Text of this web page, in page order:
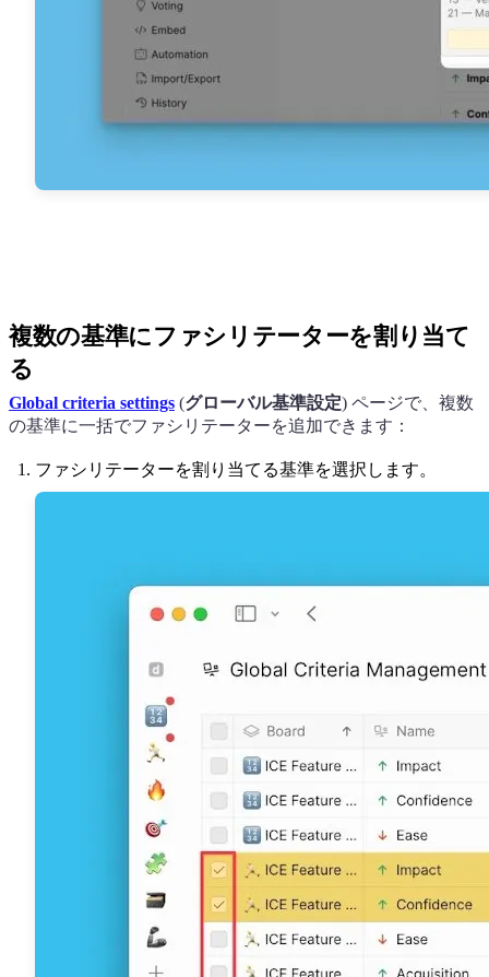
複数の基準にファシリテーターを割り当て
る
Global criteria settings (グローバル基準設定) ページで、複数
の基準に一括でファシリテーターを追加できます：
ファシリテーターを割り当てる基準を選択します。